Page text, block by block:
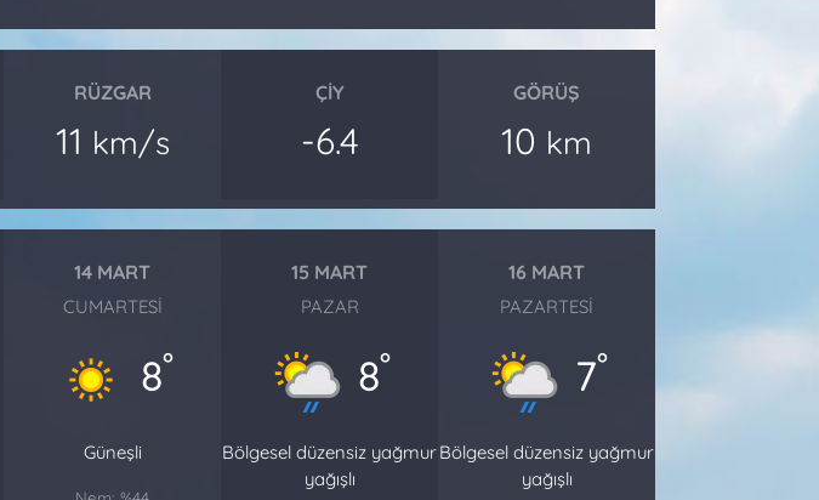
RÜZGAR
11 km/s
ÇIY
-6.4
GÖRÜŞ
10 km
14 MART
CUMARTESI
8°
Güneşli
15 MART
PAZAR
8°
Bölgesel düzensiz yağmur
yağışlı
16 MART
PAZARTESI
7°
Bölgesel düzensiz yağmur
yağışlı